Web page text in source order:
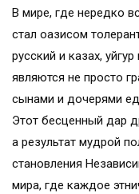
В мире, где нередко
стал оазисом
русский и казах,
являются не просто
сынами и дочерями
Этот бесценный дар
а результат мудрой
становления
мира, где каждое